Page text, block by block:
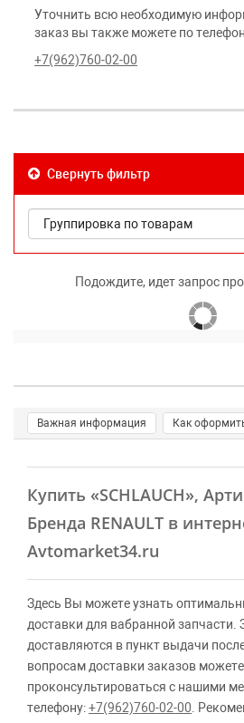
Уточнить всю необходимую
заказ вы также можете по
+7(962)760-02-00
Свернуть фильтр
Подождите, идет запрос
Важная информация Как
Купить «SCHLAUCH»,
Бренда RENAULT в
Avtomarket34.ru
Здесь Вы можете узнать
доставки для вабранной запчасти.
доставляются в пункт выдачи
вопросам доставки заказов можете
проконсультироваться с нашими
телефону:+7(962)760-02-00 .